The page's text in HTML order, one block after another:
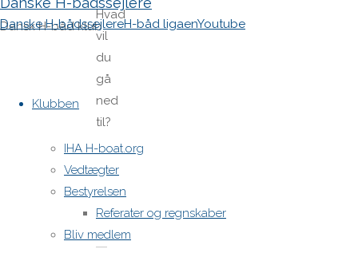
Dansk H-båd klub
Danske H-bådssejlereH-båd ligaenYoutube
Klubben
IHA H-boat.org
Vedtægter
Bestyrelsen
Referater og regnskaber
Bliv medlem
Hvad
vil
du
gå
ned
til?
Hans
17.
oktober
2024
at